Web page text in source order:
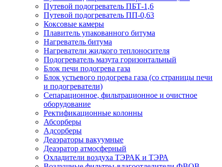
Путевой подогреватель ПБТ-1,6
Путевой подогреватель ПП-0,63
Коксовые камеры
Плавитель упакованного битума
Нагреватель битума
Нагреватели жидкого теплоносителя
Подогреватель мазута горизонтальный
Блок печи подогрева газа
Блок устьевого подогрева газа (со страницы печи
и подогреватели)
Сепарационное, фильтрационное и очистное
оборудование
Ректификационные колонны
Абсорберы
Адсорберы
Деаэраторы вакуумные
Деаэратор атмосферный
Охладители воздуха ТЭРАК и ТЭРА